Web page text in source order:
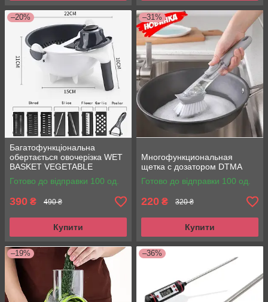
–20%
Багатофункціональна
обертається овочерізка WET
BASKET VEGETABLE
CUTTER
Готово до відправки 100 од.
390 ₴ 490 ₴
Купити
–31%
Многофункциональная
щетка с дозатором DTMA
Готово до відправки 100 од.
220 ₴ 320 ₴
Купити
–19% –36%